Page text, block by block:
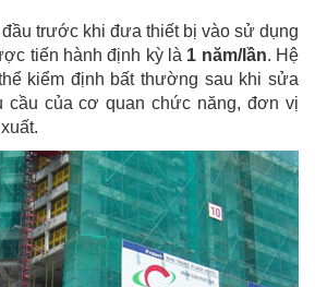
trước khi đưa thiết bị vào sử dụng
tiến hành định kỳ là 1 năm/lần. Hệ
kiểm định bất thường sau khi sửa
cầu của cơ quan chức năng, đơn vị